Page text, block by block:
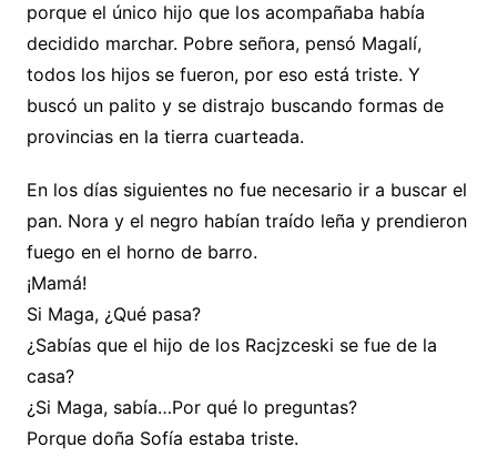
porque el único hijo que los acompañaba había
decidido marchar. Pobre señora, pensó Magalí,
todos los hijos se fueron, por eso está triste. Y
buscó un palito y se distrajo buscando formas de
provincias en la tierra cuarteada.
En los días siguientes no fue necesario ir a buscar el
pan. Nora y el negro habían traído leña y prendieron
fuego en el horno de barro.
¡Mamá!
Si Maga, ¿Qué pasa?
¿Sabías que el hijo de los Racjzceski se fue de la
casa?
¿Si Maga, sabía…Por qué lo preguntas?
Porque doña Sofía estaba triste.